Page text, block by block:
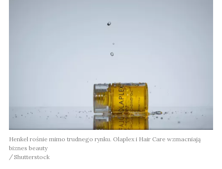
Henkel rośnie mimo trudnego rynku. Olaplex i Hair Care wzmacniają
biznes beauty
Shutterstock